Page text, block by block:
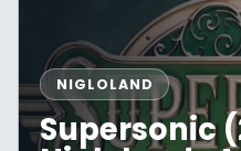
NIGLOLAND
Supersonic